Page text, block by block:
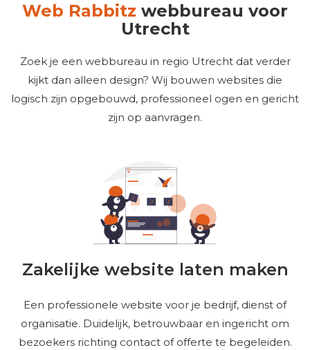
Web Rabbitz webbureau voor
Utrecht
Zoek je een webbureau in regio Utrecht dat verder
kijkt dan alleen design? Wij bouwen websites die
logisch zijn opgebouwd, professioneel ogen en gericht
zijn op aanvragen.
Zakelijke website laten maken
Een professionele website voor je bedrijf, dienst of
organisatie. Duidelijk, betrouwbaar en ingericht om
bezoekers richting contact of offerte te begeleiden.